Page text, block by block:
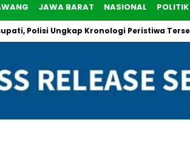
JAWA BARAT NASIONAL POLITIK
Polisi Ungkap Kronologi Peristiwa Tersebut